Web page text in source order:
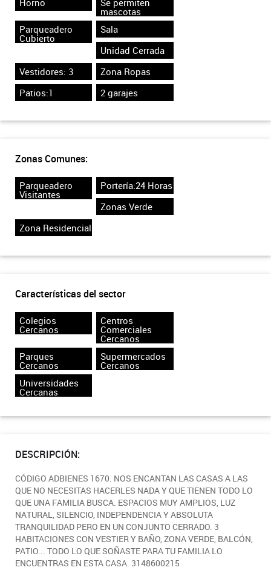
mascotas
Parqueadero
Cubierto
Sala
Unidad Cerrada
Vestidores: 3
Zona Ropas
Patios:1
2 garajes
Zonas Comunes:
Parqueadero
Visitantes
Portería:24 Horas
Zonas Verde
Zona Residencial
Características del sector
Colegios
Cercanos
Centros
Comerciales
Cercanos
Parques
Cercanos
Supermercados
Cercanos
Universidades
Cercanas
DESCRIPCIÓN:
CÓDIGO ADBIENES 1670. NOS ENCANTAN LAS CASAS A LAS
QUE NO NECESITAS HACERLES NADA Y QUE TIENEN TODO LO
QUE UNA FAMILIA BUSCA. ESPACIOS MUY AMPLIOS, LUZ
NATURAL, SILENCIO, INDEPENDENCIA Y ABSOLUTA
TRANQUILIDAD PERO EN UN CONJUNTO CERRADO. 3
HABITACIONES CON VESTIER Y BAÑO, ZONA VERDE, BALCÓN,
PATIO... TODO LO QUE SOÑASTE PARA TU FAMILIA LO
ENCUENTRAS EN ESTA CASA. 3148600215